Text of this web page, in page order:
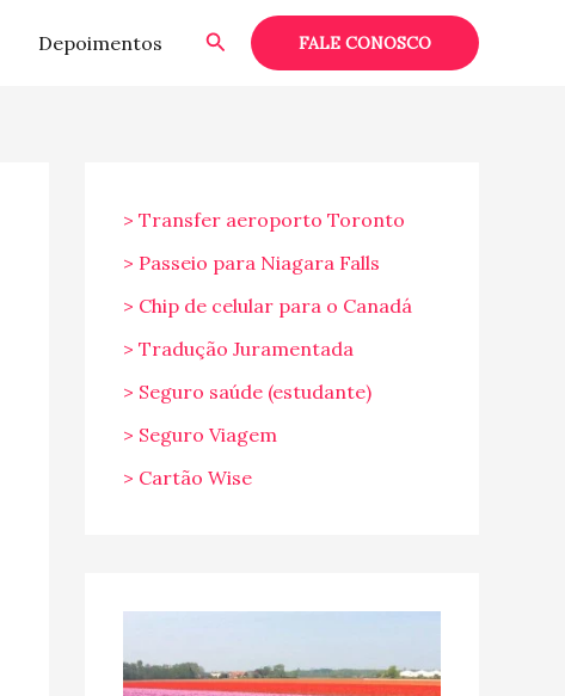
Depoimentos PesquisarFALE CONOSCO
> Transfer aeroporto Toronto
> Passeio para Niagara Falls
> Chip de celular para o Canadá
> Tradução Juramentada
> Seguro saúde (estudante)
> Seguro Viagem
> Cartão Wise